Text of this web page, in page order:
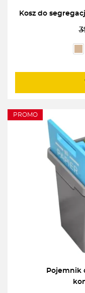
Kosz do
PROMO
Pojemnik